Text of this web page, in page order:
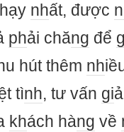
nhất, được
phải chăng để
hút thêm nh
tình, tư vấn gi
khách hàng về